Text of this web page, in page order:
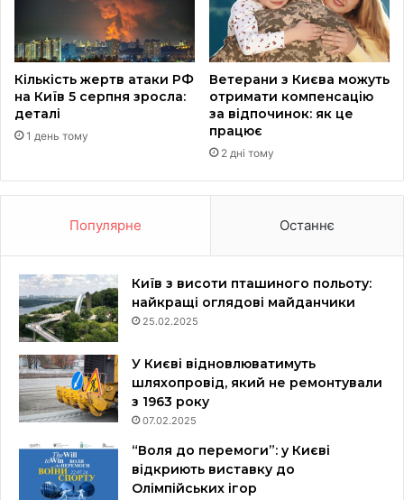
Кількість жертв атаки РФ
на Київ 5 серпня зросла:
деталі
1 день тому
Ветерани з Києва можуть
отримати компенсацію
за відпочинок: як це
працює
2 дні тому
Популярне Останнє
Київ з висоти пташиного польоту:
найкращі оглядові майданчики
25.02.2025
У Києві відновлюватимуть
шляхопровід, який не ремонтували
з 1963 року
07.02.2025
“Воля до перемоги”: у Києві
відкриють виставку до
Олімпійських ігор